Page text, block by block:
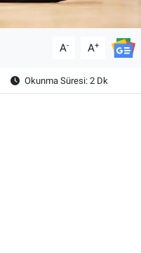
A- A+
Okunma Süresi: 2 Dk